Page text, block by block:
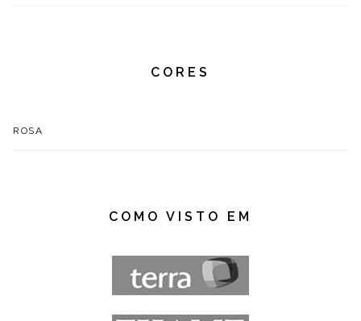
CORES
ROSA
COMO VISTO EM